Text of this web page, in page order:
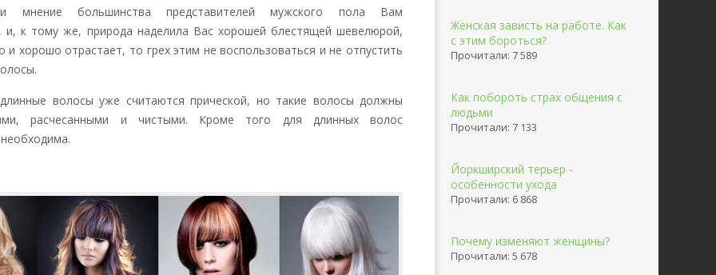
мнение большинства представителей мужского пола Вам
и, к тому же, природа наделила Вас хорошей блестящей шевелюрой,
и хорошо отрастает, то грех этим не воспользоваться и не отпустить
длинные волосы уже считаются прической, но такие волосы должны
расчесанными и чистыми. Кроме того для длинных волос
Женская зависть на работе. Как
с этим бороться?
Прочитали: 7 589
Как побороть страх общения с
людьми
Прочитали: 7 133
Йоркширский терьер -
особенности ухода
Прочитали: 6 868
Почему изменяют женщины?
Прочитали: 5 678